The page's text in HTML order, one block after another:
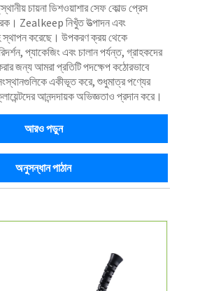
চায়না ডিশওয়াশার সেফ কোল্ড প্রেস
Zealkeep নিখুঁত উত্পাদন এবং
স্থাপন করেছে। উপকরণ ক্রয় থেকে
প্যাকেজিং এবং চালান পর্যন্ত, গ্রাহকদের
জন্য আমরা প্রতিটি পদক্ষেপ কঠোরভাবে
একীভূত করে, শুধুমাত্র পণ্যের
আনন্দদায়ক অভিজ্ঞতাও প্রদান করে।
আরও পড়ুন
অনুসন্ধান পাঠান